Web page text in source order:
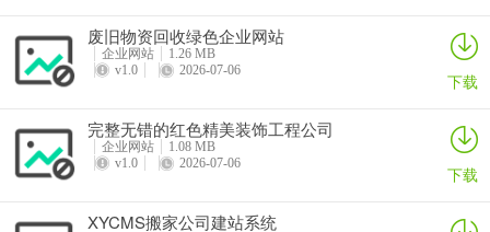
废旧物资回收绿色企业网站
企业网站
1.26 MB
v1.0
2026-07-06 下载
完整无错的红色精美装饰工程公司
企业网站
1.08 MB
v1.0
2026-07-06 下载
XYCMS搬家公司建站系统